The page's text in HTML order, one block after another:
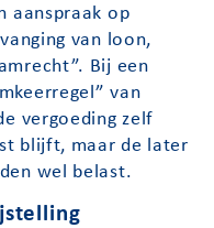
aanspraak op
van loon,
Bij een
van
vergoeding zelf
blijft, maar de later
wel belast.